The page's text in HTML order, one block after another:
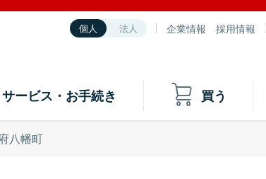
個人 法人 企業情報 採用情報
サービス・お手続き 買う
八幡町